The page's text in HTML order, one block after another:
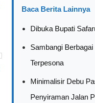
Baca Berita Lainnya
Dibuka Bupati
Sambangi
Terpesona
Minimalisir Debu
Penyiraman Jalan